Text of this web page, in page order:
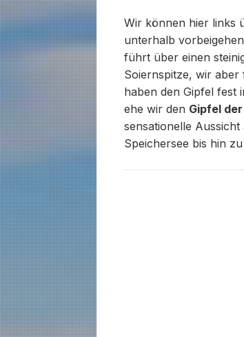
Wir können hier links
unterhalb
führt über einen
Soiernspitze, wir
haben den Gipfel fest
ehe wir den Gipfel
sensationelle
Speichersee bis hin